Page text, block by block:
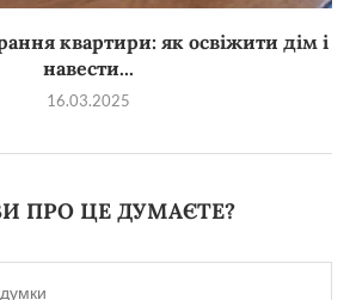
квартири: як освіжити дім і
навести...
16.03.2025
ПРО ЦЕ ДУМАЄТЕ?